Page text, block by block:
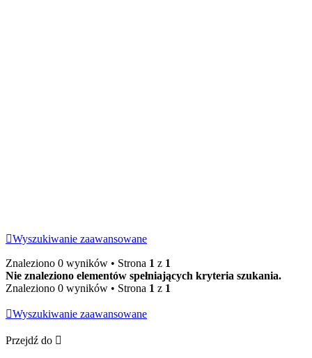
Wyszukiwanie zaawansowane
Znaleziono 0 wyników • Strona 1 z 1
Nie znaleziono elementów spełniających kryteria szukania.
Znaleziono 0 wyników • Strona 1 z 1
Wyszukiwanie zaawansowane
Przejdź do